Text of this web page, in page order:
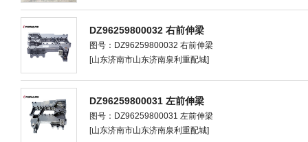
DZ96259800032 右前伸梁
图号：DZ96259800032 右前伸梁
[山东济南市山东济南泉利重配城]
DZ96259800031 左前伸梁
图号：DZ96259800031 左前伸梁
[山东济南市山东济南泉利重配城]